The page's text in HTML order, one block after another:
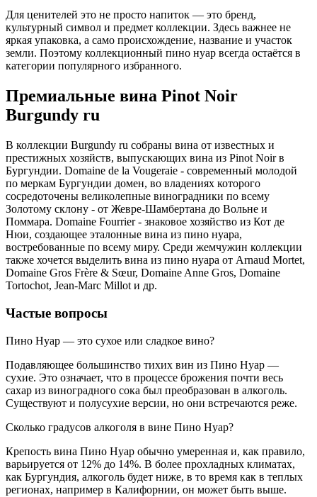
Для ценителей это не просто напиток — это бренд,
культурный символ и предмет коллекции. Здесь важнее не
яркая упаковка, а само происхождение, название и участок
земли. Поэтому коллекционный пино нуар всегда остаётся в
категории популярного избранного.
Премиальные вина Pinot Noir
Burgundy ru
В коллекции Burgundy ru собраны вина от известных и
престижных хозяйств, выпускающих вина из Pinot Noir в
Бургундии. Domaine de la Vougeraie - современный молодой
по меркам Бургундии домен, во владениях которого
сосредоточены великолепные виноградники по всему
Золотому склону - от Жевре-Шамбертана до Вольне и
Поммара. Domaine Fourrier - знаковое хозяйство из Кот де
Нюи, создающее эталонные вина из пино нуара,
востребованные по всему миру. Среди жемчужин коллекции
также хочется выделить вина из пино нуара от Arnaud Mortet,
Domaine Gros Frère & Sœur, Domaine Anne Gros, Domaine
Tortochot, Jean-Marc Millot и др.
Частые вопросы
Пино Нуар — это сухое или сладкое вино?
Подавляющее большинство тихих вин из Пино Нуар —
сухие. Это означает, что в процессе брожения почти весь
сахар из виноградного сока был преобразован в алкоголь.
Существуют и полусухие версии, но они встречаются реже.
Cколько градусов алкоголя в вине Пино Нуар?
Крепость вина Пино Нуар обычно умеренная и, как правило,
варьируется от 12% до 14%. В более прохладных климатах,
как Бургундия, алкоголь будет ниже, в то время как в теплых
регионах, например в Калифорнии, он может быть выше.